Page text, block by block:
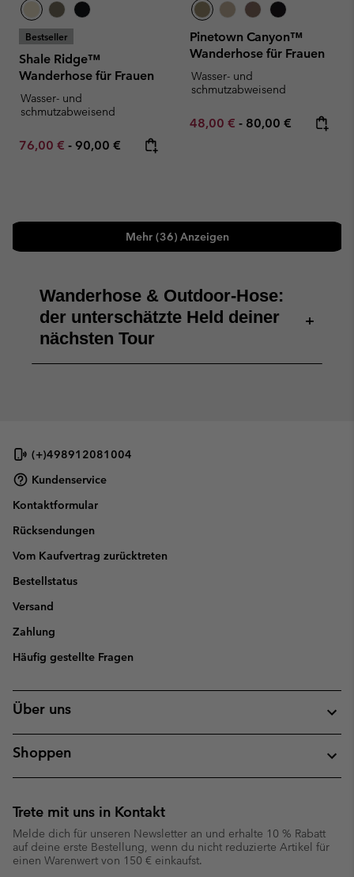
Bestseller
Shale Ridge™
Wanderhose für Frauen
Wasser- und
schmutzabweisend
Minimum sale price:
76,00 € - Maximum price:
90,00 €
Pinetown Canyon™
Wanderhose für Frauen
Wasser- und
schmutzabweisend
Minimum sale price:
48,00 € - Maximum price:
80,00 €
Mehr (36) Anzeigen
Wanderhose & Outdoor-Hose:
der unterschätzte Held deiner
nächsten Tour
+
(+)498912081004
Kundenservice
Kontaktformular
Rücksendungen
Vom Kaufvertrag zurücktreten
Bestellstatus
Versand
Zahlung
Häufig gestellte Fragen
Über uns
Shoppen
Trete mit uns in Kontakt
Melde dich für unseren Newsletter an und erhalte 10 % Rabatt
auf deine erste Bestellung, wenn du nicht reduzierte Artikel für
einen Warenwert von 150 € einkaufst.